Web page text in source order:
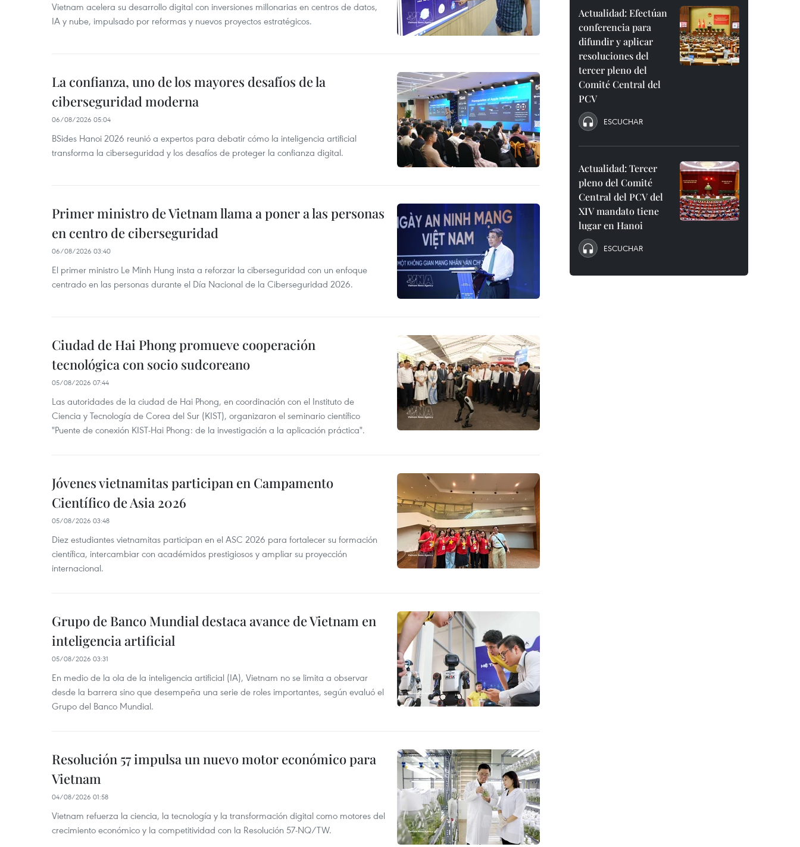
Vietnam acelera su desarrollo digital con inversiones millonarias en centros de datos,
IA y nube, impulsado por reformas y nuevos proyectos estratégicos.
La confianza, uno de los mayores desafíos de la
ciberseguridad moderna
06/08/2026 05:04
BSides Hanoi 2026 reunió a expertos para debatir cómo la inteligencia artificial
transforma la ciberseguridad y los desafíos de proteger la confianza digital.
Primer ministro de Vietnam llama a poner a las personas
en centro de ciberseguridad
06/08/2026 03:40
El primer ministro Le Minh Hung insta a reforzar la ciberseguridad con un enfoque
centrado en las personas durante el Día Nacional de la Ciberseguridad 2026.
Ciudad de Hai Phong promueve cooperación
tecnológica con socio sudcoreano
05/08/2026 07:44
Las autoridades de la ciudad de Hai Phong, en coordinación con el Instituto de
Ciencia y Tecnología de Corea del Sur (KIST), organizaron el seminario científico
"Puente de conexión KIST-Hai Phong: de la investigación a la aplicación práctica".
Jóvenes vietnamitas participan en Campamento
Científico de Asia 2026
05/08/2026 03:48
Diez estudiantes vietnamitas participan en el ASC 2026 para fortalecer su formación
científica, intercambiar con académidos prestigiosos y ampliar su proyección
internacional.
Grupo de Banco Mundial destaca avance de Vietnam en
inteligencia artificial
05/08/2026 03:31
En medio de la ola de la inteligencia artificial (IA), Vietnam no se limita a observar
desde la barrera sino que desempeña una serie de roles importantes, según evaluó el
Grupo del Banco Mundial.
Resolución 57 impulsa un nuevo motor económico para
Vietnam
04/08/2026 01:58
Vietnam refuerza la ciencia, la tecnología y la transformación digital como motores del
crecimiento económico y la competitividad con la Resolución 57-NQ/TW.
Actualidad: Efectúan
conferencia para
difundir y aplicar
resoluciones del
tercer pleno del
Comité Central del
PCV
ESCUCHAR
Actualidad: Tercer
pleno del Comité
Central del PCV del
XIV mandato tiene
lugar en Hanoi
ESCUCHAR